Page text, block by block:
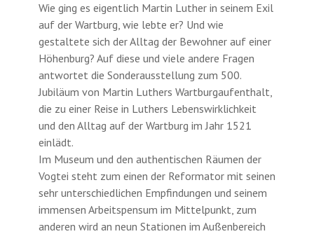
Wie ging es eigentlich Martin Luther in seinem Exil
auf der Wartburg, wie lebte er? Und wie
gestaltete sich der Alltag der Bewohner auf einer
Höhenburg? Auf diese und viele andere Fragen
antwortet die Sonderausstellung zum 500.
Jubiläum von Martin Luthers Wartburgaufenthalt,
die zu einer Reise in Luthers Lebenswirklichkeit
und den Alltag auf der Wartburg im Jahr 1521
einlädt.
Im Museum und den authentischen Räumen der
Vogtei steht zum einen der Reformator mit seinen
sehr unterschiedlichen Empfindungen und seinem
immensen Arbeitspensum im Mittelpunkt, zum
anderen wird an neun Stationen im Außenbereich